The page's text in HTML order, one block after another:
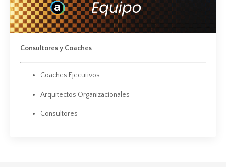
Consultores y Coaches
Coaches Ejecutivos
Arquitectos Organizacionales
Consultores